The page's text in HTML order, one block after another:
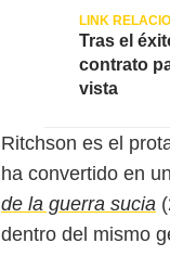
Tras el
contrato
vista
Ritchson es el
ha convertido en
de la guerra sucia
dentro del mismo